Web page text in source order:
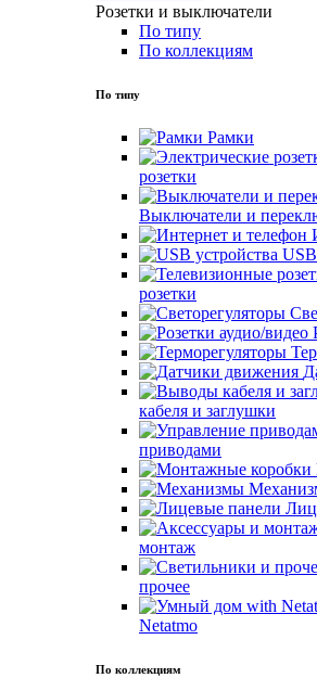
Розетки и выключатели
По типу
По коллекциям
По типу
Рамки
розетки
Выключатели и
розетки
кабеля и заглушки
приводами
монтаж
прочее
Netatmo
По коллекциям